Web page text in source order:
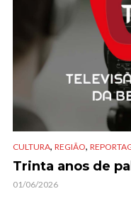
CULTURA, REGIÃO,
Trinta anos de
01/06/2026